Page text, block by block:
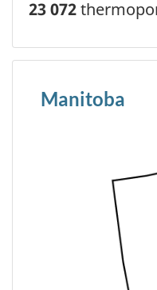
23 072
Manitoba